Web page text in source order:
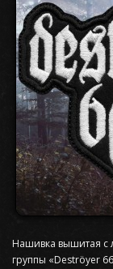
Нашивка вышитая с
группы «Deströyer